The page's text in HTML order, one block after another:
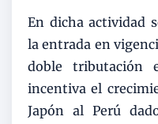
En dicha actividad
la entrada en
doble tributación
incentiva el
Japón al Perú